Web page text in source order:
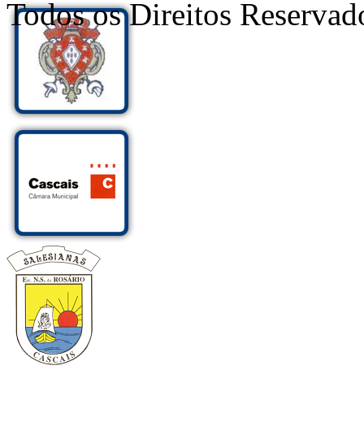
Todos os Direitos